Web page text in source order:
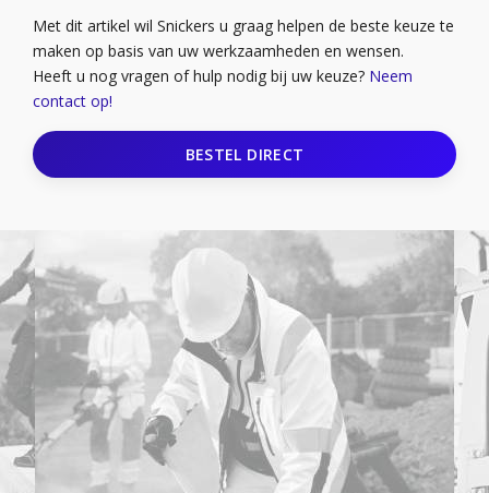
Met dit artikel wil Snickers u graag helpen de beste keuze te
maken op basis van uw werkzaamheden en wensen.
Heeft u nog vragen of hulp nodig bij uw keuze? Neem
contact op!
BESTEL DIRECT